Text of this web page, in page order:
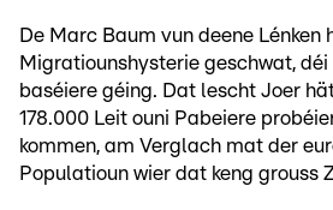
De Marc Baum vun deene Lénken
Migratiounshysterie geschwat,
baséiere géing. Dat lescht Joer
178.000 Leit ouni Pabeiere
kommen, am Verglach mat der
Populatioun wier dat keng grouss